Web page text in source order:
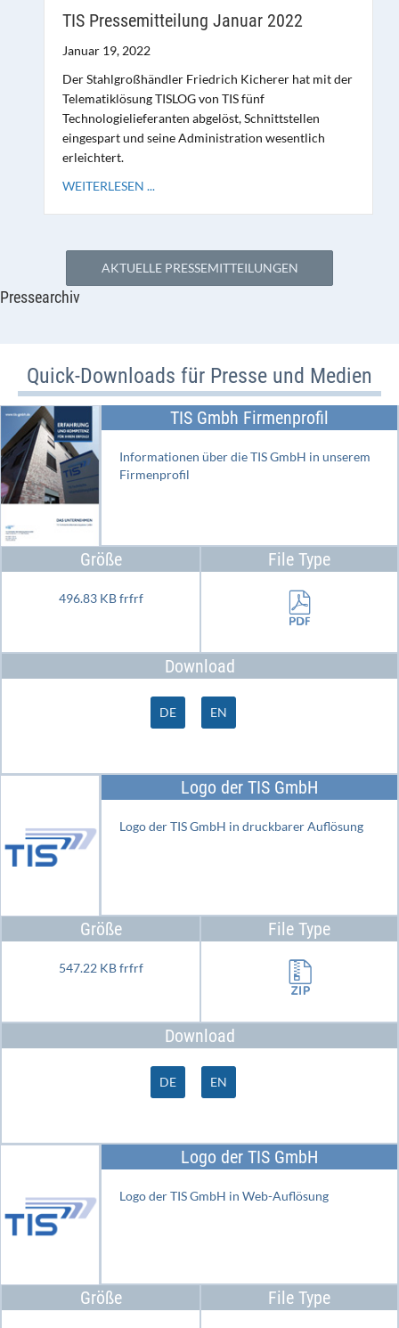
TIS Pressemitteilung Januar 2022
Januar 19, 2022
Der Stahlgroßhändler Friedrich Kicherer hat mit der
Telematiklösung TISLOG von TIS fünf
Technologielieferanten abgelöst, Schnittstellen
eingespart und seine Administration wesentlich
erleichtert.
WEITERLESEN ...
AKTUELLE PRESSEMITTEILUNGEN
Pressearchiv
Quick-Downloads für Presse und Medien
TIS Gmbh Firmenprofil
Informationen über die TIS GmbH in unserem
Firmenprofil
Größe
496.83 KB frfrf
File Type
Download
DE EN
Logo der TIS GmbH
Logo der TIS GmbH in druckbarer Auflösung
Größe
547.22 KB frfrf
File Type
Download
DE EN
Logo der TIS GmbH
Logo der TIS GmbH in Web-Auflösung
Größe File Type